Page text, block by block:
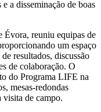
a disseminação de boas
reuniu equipas de
um espaço
resultados, discussão
de colaboração. O
do Programa LIFE na
mesas-redondas
visita de campo.